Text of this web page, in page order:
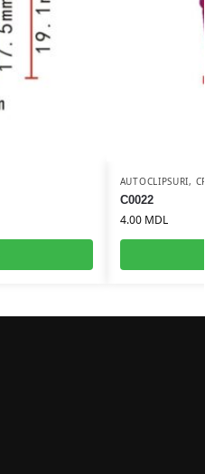
AUTOCLIPSURI,
C0022
4.00 MDL